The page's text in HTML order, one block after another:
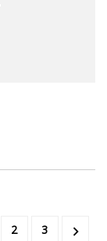
2 3 